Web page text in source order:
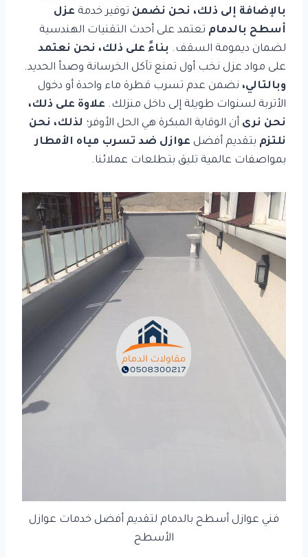
بالإضافة إلى ذلك، نحن نضمن توفير خدمة عزل
أسطح بالدمام تعتمد على أحدث التقنيات الهندسية
لضمان ديمومة السقف. بناءً على ذلك، نحن نعتمد
على مواد عزل نخب أول تمنع تآكل الخرسانة وصدأ الحديد.
وبالتالي، نضمن عدم تسرب قطرة ماء واحدة أو دخول
الأتربة لسنوات طويلة إلى داخل منزلك. علاوة على ذلك،
نحن نرى أن الوقاية المبكرة هي الحل الأوفر؛ لذلك، نحن
نلتزم بتقديم أفضل عوازل ضد تسرب مياه الأمطار
بمواصفات عالمية تليق بتطلعات عملائنا.
فني عوازل أسطح بالدمام لتقديم أفضل خدمات عوازل
الأسطح